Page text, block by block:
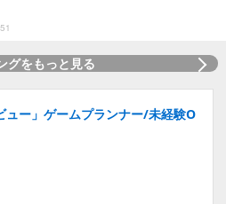
グをもっと見る
ュー」ゲームプランナー/未経験O